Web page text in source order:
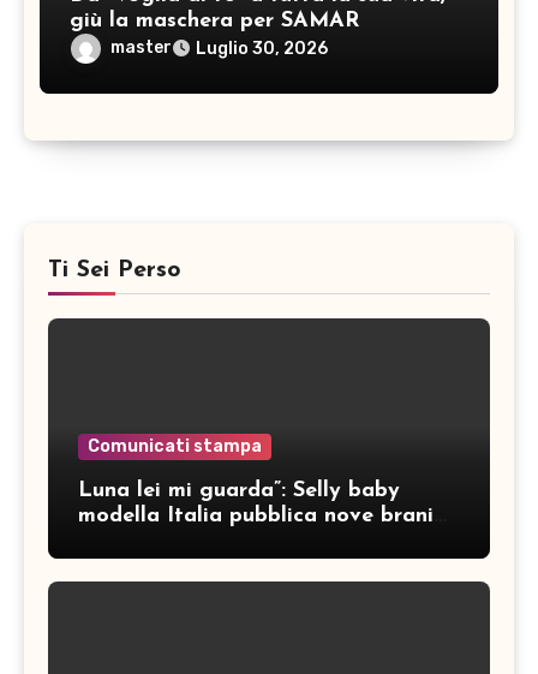
giù la maschera per SAMAR
master Luglio 30, 2026
Ti Sei Perso
Comunicati stampa
Luna lei mi guarda”: Selly baby
modella Italia pubblica nove brani